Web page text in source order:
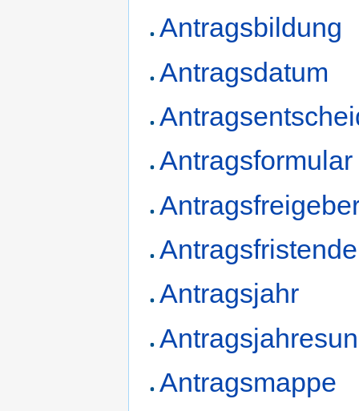
Antragsbildung
Antragsdatum
Antragsformular
Antragsfristende
Antragsjahr
Antragsmappe